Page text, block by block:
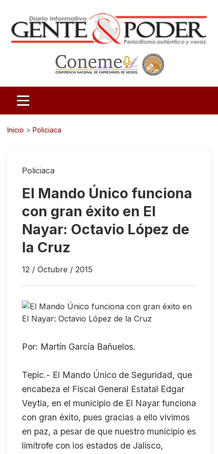
Inicio > Policiaca
Policiaca
El Mando Único funciona
con gran éxito en El
Nayar: Octavio López de
la Cruz
12 / Octubre / 2015
Por: Martín García Bañuelos.
Tepic.- El Mando Único de Seguridad, que
encabeza el Fiscal General Estatal Edgar
Veytia, en el municipio de El Nayar funciona
con gran éxito, pues gracias a ello vivimos
en paz, a pesar de que nuestro municipio es
limítrofe con los estados de Jalisco,